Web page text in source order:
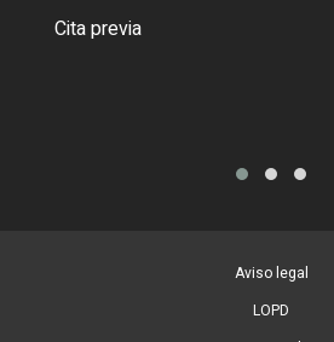
Cita previa
Aviso legal
LOPD